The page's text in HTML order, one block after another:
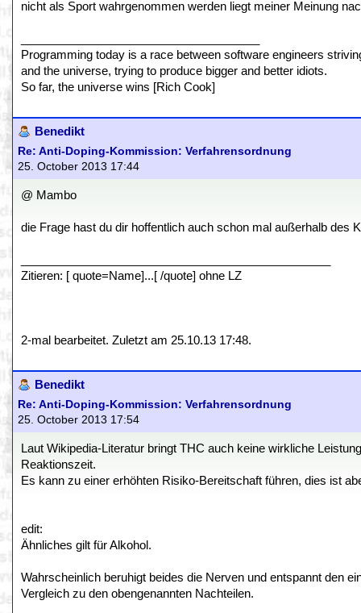
nicht als Sport wahrgenommen werden liegt meiner Meinung
Programming today is a race between software engineers
and the universe, trying to produce bigger and better idiots.
So far, the universe wins [Rich Cook]
Benedikt
Re: Anti-Doping-Kommission: Verfahrensordnung
25. October 2013 17:44
@ Mambo
die Frage hast du dir hoffentlich auch schon mal außerhalb des
Zitieren: [ quote=Name]...[ /quote] ohne LZ
2-mal bearbeitet. Zuletzt am 25.10.13 17:48.
Benedikt
Re: Anti-Doping-Kommission: Verfahrensordnung
25. October 2013 17:54
Laut Wikipedia-Literatur bringt THC auch keine wirkliche
Reaktionszeit.
Es kann zu einer erhöhten Risiko-Bereitschaft führen, dies ist
edit:
Ähnliches gilt für Alkohol.
Wahrscheinlich beruhigt beides die Nerven und entspannt den
Vergleich zu den obengenannten Nachteilen.